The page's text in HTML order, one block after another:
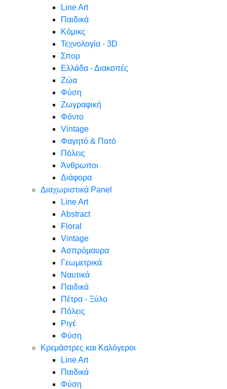
Line Art
Παιδικά
Κόμικς
Τεχνολογία - 3D
Σπορ
Ελλάδα - Διακοπές
Ζώα
Φύση
Ζωγραφική
Φόντο
Vintage
Φαγητό & Ποτό
Πόλεις
Άνθρωποι
Διάφορα
Διαχωριστικά Panel
Line Art
Abstract
Floral
Vintage
Ασπρόμαυρα
Γεωμετρικά
Ναυτικά
Παιδικά
Πέτρα - Ξύλο
Πόλεις
Ριγέ
Φύση
Κρεμάστρες και Καλόγεροι
Line Art
Παιδικά
Φύση